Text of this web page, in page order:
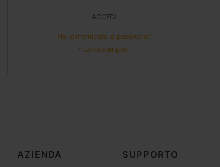
ACCEDI
Hai dimenticato la password?
AZIENDA SUPPORTO